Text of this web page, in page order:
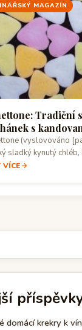
MAGAZÍN
Tradiční
s
(vyslovováno
sladký kynutý chléb,
Je…
VÍCE
domácí krekry k